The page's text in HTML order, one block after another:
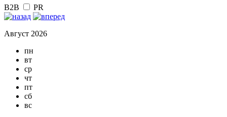
B2B PR
Август 2026
пн
вт
ср
чт
пт
сб
вс